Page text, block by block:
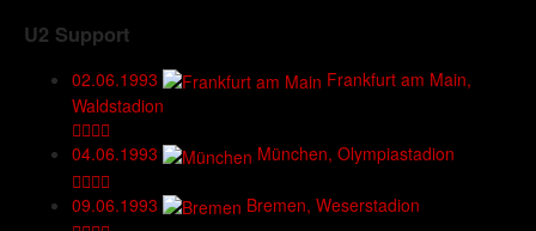
U2 Support
02.06.1993
Frankfurt am Main,
Waldstadion
04.06.1993
München, Olympiastadion
09.06.1993 Bremen, Weserstadion